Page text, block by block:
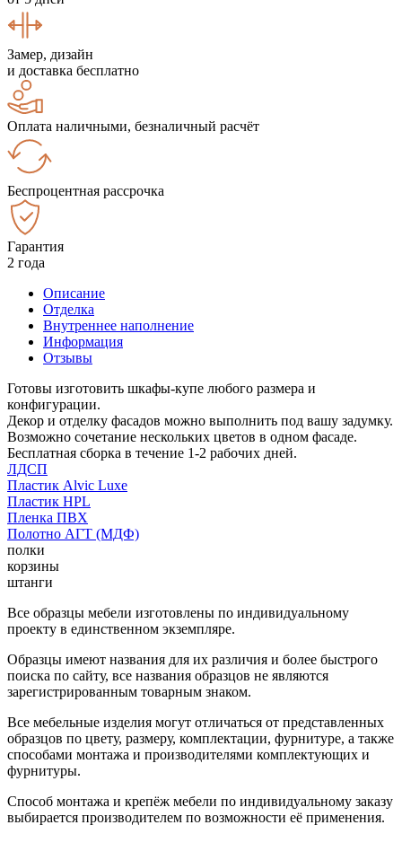
Замер, дизайн
и доставка бесплатно
Оплата наличными, безналичный расчёт
Беспроцентная рассрочка
Гарантия
2 года
Описание
Отделка
Внутреннее наполнение
Информация
Отзывы
Готовы изготовить шкафы-купе любого размера и
конфигурации.
Декор и отделку фасадов можно выполнить под вашу задумку.
Возможно сочетание нескольких цветов в одном фасаде.
Бесплатная сборка в течение 1-2 рабочих дней.
ЛДСП
Пластик Alvic Luxe
Пластик HPL
Пленка ПВХ
Полотно АГТ (МДФ)
полки
корзины
штанги
Все образцы мебели изготовлены по индивидуальному
проекту в единственном экземпляре.
Образцы имеют названия для их различия и более быстрого
поиска по сайту, все названия образцов не являются
зарегистрированным товарным знаком.
Все мебельные изделия могут отличаться от представленных
образцов по цвету, размеру, комплектации, фурнитуре, а также
способами монтажа и производителями комплектующих и
фурнитуры.
Способ монтажа и крепёж мебели по индивидуальному заказу
выбирается производителем по возможности её применения.